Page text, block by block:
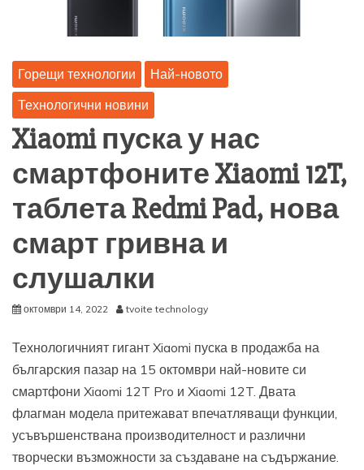
Горещи технологии
Най-новото
Технологични новини
Xiaomi пуска у нас
смартфоните Xiaomi 12T,
таблета Redmi Pad, нова
смарт гривна и
слушалки
октомври 14, 2022 tvoite technology
Технологичният гигант Xiaomi пуска в продажба на
българския пазар на 15 октомври най-новите си
смартфони Xiaomi 12T Pro и Xiaomi 12T. Двата
флагман модела притежават впечатляващи функции,
усъвършенствана производителност и различни
творчески възможности за създаване на съдържание.